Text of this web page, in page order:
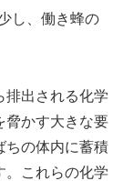
し、働き蜂の
排出される化学
脅かす大きな要
ちの体内に蓄積
。これらの化学